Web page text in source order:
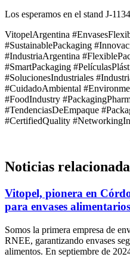
Los esperamos en el stand J-
VitopelArgentina
#SustainablePackaging
#IndustriaArgentina
#SmartPackaging
#SolucionesIndustriales
#CuidadoAmbiental
#FoodIndustry
#TendenciasDeEmpaque
#CertifiedQuality
Noticias
Vitopel, pionera en
para envases alimentarios
Somos la primera empresa de
RNEE, garantizando envases
alimentos. En septiembre de